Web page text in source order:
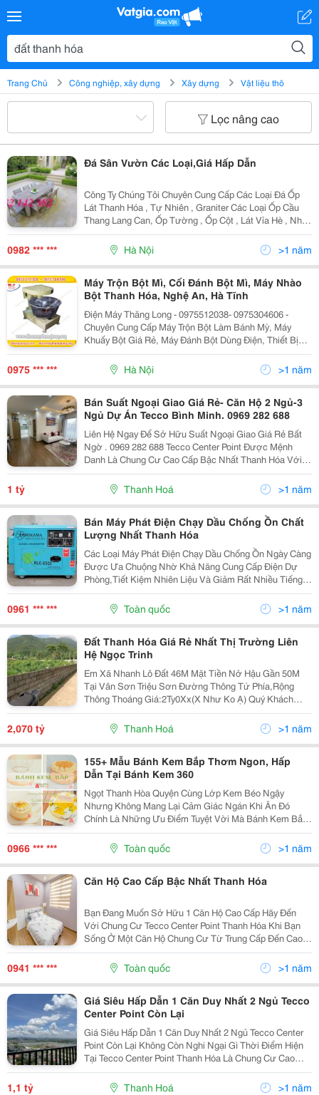
Trang Chủ Công nghiệp, xây dựng Xây dựng Vật liệu thô
Lọc nâng cao
Đá Sân Vườn Các Loại,Giá Hấp Dẫn
Công Ty Chúng Tôi Chuyên Cung Cấp Các Loại Đá Ốp
Lát Thanh Hóa , Tự Nhiên , Graniter Các Loại Ốp Cầu
Thang Lang Can, Ốp Tường , Ốp Cột , Lát Vỉa Hè , Nhà
Vườn Biệt Thự Các Loại Đá Trang Trí Chất Lượng Cao
Sản Xuất Trên Dây Truyền Công Nghệ Của Nước N
0982 *** *** Hà Nội >1 năm
Máy Trộn Bột Mì, Cối Đánh Bột Mì, Máy Nhào
Bột Thanh Hóa, Nghệ An, Hà Tĩnh
Điện Máy Thăng Long - 0975512038- 0975304606 -
Chuyên Cung Cấp Máy Trộn Bột Làm Bánh Mỳ, Máy
Khuấy Bột Giá Rẻ, Máy Đánh Bột Dùng Điện, Thiết Bị
Làm Bánh, Lò Nướng Bánh Mỳ Công Nghiệp Giá Rẻ..
Địa Chỉ Bán Máy Trộn Bột Mỳ Giá Rẻ * Thông Số Kỹ
0975 *** *** Hà Nội >1 năm
Bán Suất Ngoại Giao Giá Rẻ- Căn Hộ 2 Ngủ-3
Ngủ Dự Án Tecco Bình Minh. 0969 282 688
Liên Hệ Ngay Để Sở Hữu Suất Ngoại Giao Giá Rẻ Bất
Ngờ . 0969 282 688 Tecco Center Point Được Mệnh
Danh Là Chung Cư Cao Cấp Bậc Nhất Thanh Hóa Với
Những Lý Do Sau : - Hệ Thống 9 Thang Máy Hiện Đại/21
Căn Hộ/2 Tòa, Xoá Bỏ Khung Cảnh Đợi Chờ Thang....
1 tỷ Thanh Hoá >1 năm
Bán Máy Phát Điện Chạy Dầu Chống Ồn Chất
Lượng Nhất Thanh Hóa
Các Loại Máy Phát Điện Chạy Dầu Chống Ồn Ngày Càng
Được Ưa Chuộng Nhờ Khả Năng Cung Cấp Điện Dự
Phòng,Tiết Kiệm Nhiên Liệu Và Giảm Rất Nhiều Tiếng
Ồn Khi Hoạt Động.bạn Đang Có Ý Định Chọn Mua
Những Máy Phát Điện Mà Không Biết Chọn Lựa Loại
Nào Tốt...
0961 *** *** Toàn quốc >1 năm
Đất Thanh Hóa Giá Rẻ Nhất Thị Trường Liên
Hệ Ngọc Trinh
Em Xã Nhanh Lô Đất 46M Mặt Tiền Nở Hậu Gần 50M
Tại Vân Sơn Triệu Sơn Đường Thông Tứ Phía,Rộng
Thông Thoáng Giá:2Ty0Xx(X Như Ko Ạ) Quý Khách
Quan Tâm Liên Hệ Em Để Em Tư Vấn Nhiều Lô Đất
Tiềm Năng Rộng Giá Rẻ Tại Thanh Hóa Ạ
2,070 tỷ Thanh Hoá >1 năm
155+ Mẫu Bánh Kem Bắp Thơm Ngon, Hấp
Dẫn Tại Bánh Kem 360
Ngọt Thanh Hòa Quyện Cùng Lớp Kem Béo Ngậy
Nhưng Không Mang Lại Cảm Giác Ngán Khi Ăn Đó
Chính Là Những Ưu Điểm Tuyệt Vời Mà Bánh Kem Bắp
Mang Lại. Lớp Kem Màu Trắng Được Tô Điểm Thêm
Sắc Vàng Ươm Từ Những Hạt Bắp Vô Cùng Đẹp Mắt,
Mang Đén Sự Hấp Dẫn...
0966 *** *** Toàn quốc >1 năm
Căn Hộ Cao Cấp Bậc Nhất Thanh Hóa
Bạn Đang Muốn Sở Hữu 1 Căn Hộ Cao Cấp Hãy Đến
Với Chung Cư Tecco Center Point Thanh Hóa Khi Bạn
Sống Ở Một Căn Hộ Chung Cư Từ Trung Cấp Đến Cao
Cấp Có Hạ Tầng Tương Đối Đồng Bộ, Kết Nói Thuận
Tiện Bạn Sẽ Được Tận Hưởng Những Tiện Ích Và Dịch
0941 *** *** Toàn quốc >1 năm
Giá Siêu Hấp Dẫn 1 Căn Duy Nhất 2 Ngủ Tecco
Center Point Còn Lại
Giá Siêu Hấp Dẫn 1 Căn Duy Nhất 2 Ngủ Tecco Center
Point Còn Lại Không Còn Nghi Ngại Gì Thời Điểm Hiện
Tại Tecco Center Point Thanh Hóa Là Chung Cư Cao
Cấp Đáng Sống Nhất Thanh Hóa. Nằm Trong Khu Đô Thị
Bình Minh Thanh Hóa, Vị Trí Không Thể Tuyệt...
1,1 tỷ Thanh Hoá >1 năm